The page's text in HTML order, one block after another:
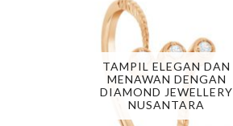
TAMPIL ELEGAN DAN
MENAWAN DENGAN
DIAMOND JEWELLERY
NUSANTARA